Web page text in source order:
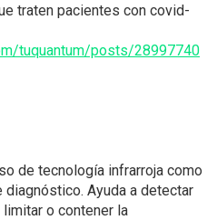
traten pacientes con covid-
tuquantum/posts/28997740
de tecnología infrarroja como
diagnóstico. Ayuda a detectar
o contener la